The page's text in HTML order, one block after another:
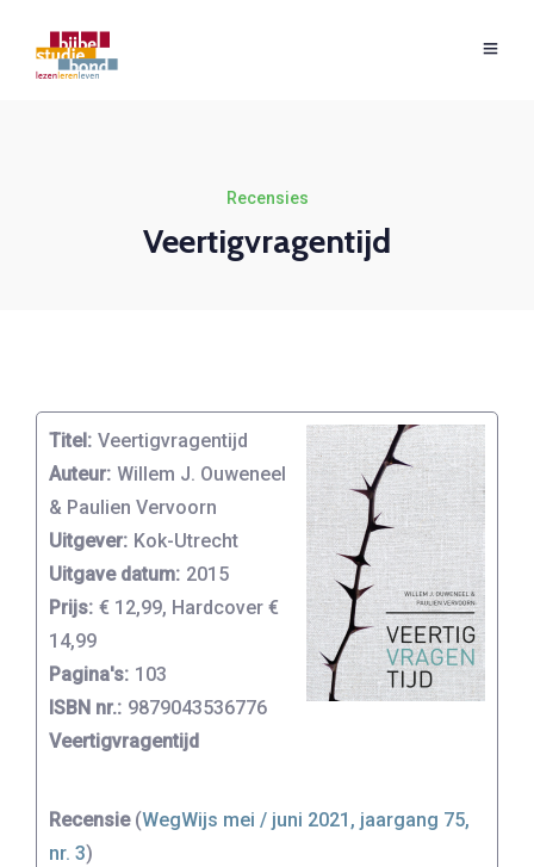
Recensies
Veertigvragentijd
Titel: Veertigvragentijd
Auteur: Willem J. Ouweneel
& Paulien Vervoorn
Uitgever: Kok-Utrecht
Uitgave datum: 2015
Prijs: € 12,99, Hardcover €
14,99
Pagina's: 103
ISBN nr.: 9879043536776
Veertigvragentijd
Recensie(WegWijs mei / juni 2021, jaargang 75,
nr. 3)